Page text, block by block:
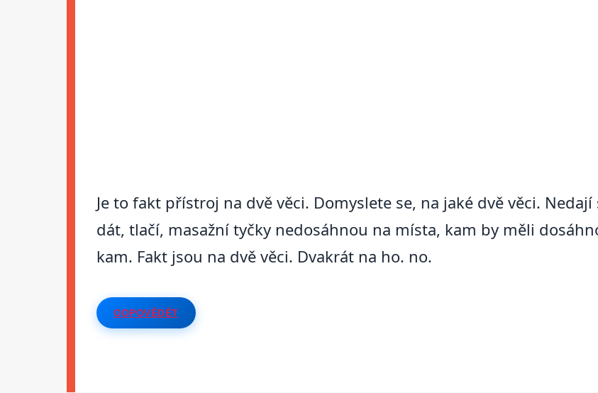
Je to fakt přístroj na dvě věci. Domyslete se, na jaké dvě věci.
dát, tlačí, masažní tyčky nedosáhnou na místa, kam by měli
kam. Fakt jsou na dvě věci. Dvakrát na ho. no.
ODPOVĚDĚT